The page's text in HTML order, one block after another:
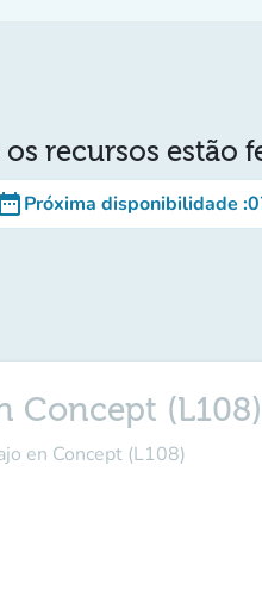
os recursos estão
date_rangePróxima disponibilidade :
Concept
en Concept (L108)